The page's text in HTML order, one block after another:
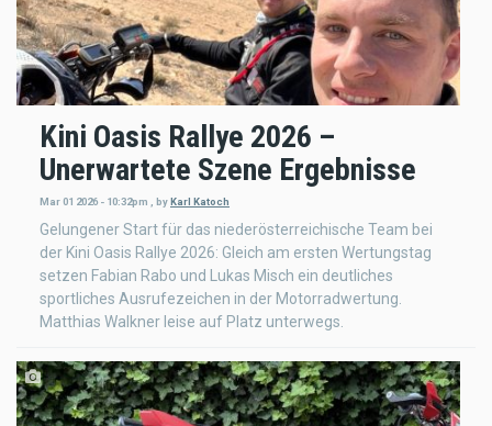
Kini Oasis Rallye 2026 –
Unerwartete Szene Ergebnisse
Mar 01 2026 - 10:32pm byKarl Katoch
Gelungener Start für das niederösterreichische Team bei
der Kini Oasis Rallye 2026: Gleich am ersten Wertungstag
setzen Fabian Rabo und Lukas Misch ein deutliches
sportliches Ausrufezeichen in der Motorradwertung.
Matthias Walkner leise auf Platz unterwegs.